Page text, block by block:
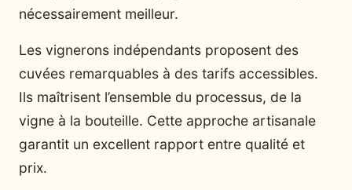
nécessairement meilleur.
Les vignerons indépendants proposent des
cuvées remarquables à des tarifs accessibles.
Ils maîtrisent l’ensemble du processus, de la
vigne à la bouteille. Cette approche artisanale
garantit un excellent rapport entre qualité et
prix.